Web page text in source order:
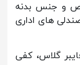
و جنس بدنه
های اداری
گلاس، کفی